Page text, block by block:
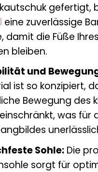
gefertigt,
eine zuverlässige
damit die Füße
bleiben.
und
ist so konzipiert,
Bewegung des
was für
Sohle:Die
sorgt für